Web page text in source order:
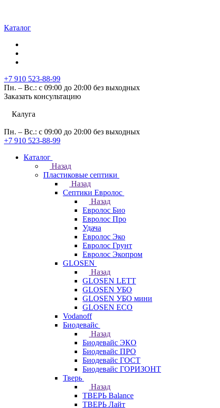
Каталог
+7 910 523-88-99
Пн. – Вс.: с 09:00 до 20:00 без выходных
Заказать консультацию
Калуга
Пн. – Вс.: с 09:00 до 20:00 без выходных
+7 910 523-88-99
Каталог
Назад
Пластиковые септики
Назад
Септики Евролос
Назад
Евролос Био
Евролос Про
Удача
Евролос Эко
Евролос Грунт
Евролос Экопром
GLOSEN
Назад
GLOSEN LETT
GLOSEN УБО
GLOSEN УБО мини
GLOSEN ECO
Vodanoff
Биодевайс
Назад
Биодевайс ЭКО
Биодевайс ПРО
Биодевайс ГОСТ
Биодевайс ГОРИЗОНТ
Тверь
Назад
ТВЕРЬ Balance
ТВЕРЬ Лайт